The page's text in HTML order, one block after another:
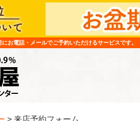
お電話・メールでご予約いただけるサービスです。
> 来店予約フォーム